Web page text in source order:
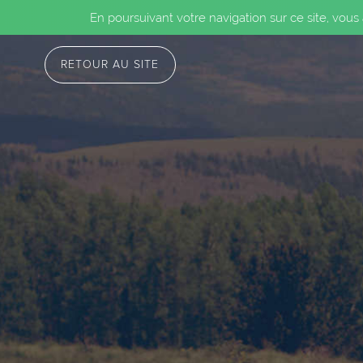
En poursuivant votre navigation sur ce site,
RETOUR AU SITE